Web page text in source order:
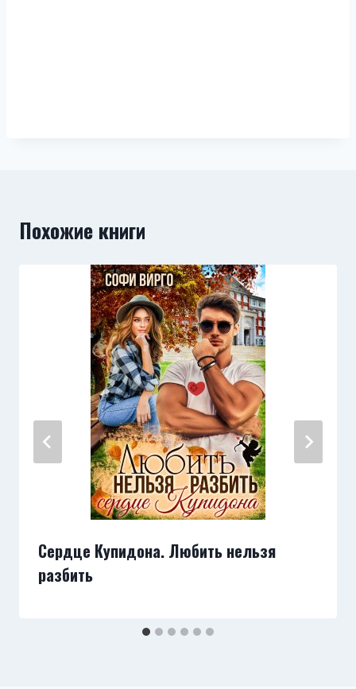
Похожие книги
Сердце Купидона. Любить нельзя
разбить